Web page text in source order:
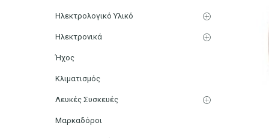
Ηλεκτρολογικό Υλικό
Ηλεκτρονικά
Ήχος
Κλιματισμός
Λευκές Συσκευές
Μαρκαδόροι